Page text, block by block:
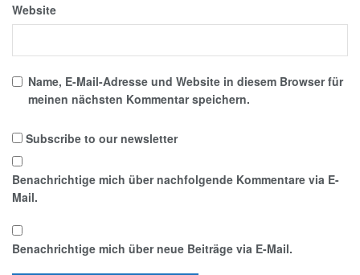
Website
Name, E-Mail-Adresse und Website in diesem Browser für
meinen nächsten Kommentar speichern.
Subscribe to our newsletter
Benachrichtige mich über nachfolgende Kommentare via E-
Mail.
Benachrichtige mich über neue Beiträge via E-Mail.